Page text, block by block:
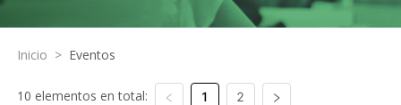
Inicio > Eventos
10 elementos en total: 1 2